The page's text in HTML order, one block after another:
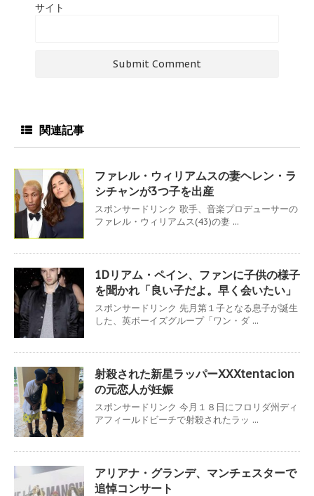
サイト
関連記事
ファレル・ウィリアムスの妻ヘレン・ラ
シチャンが3つ子を出産
スポンサードリンク 歌手、音楽プロデューサーの
ファレル・ウィリアムス(43)の妻 ...
1Dリアム・ペイン、ファンに子供の様子
を聞かれ「良い子だよ。早く会いたい」
スポンサードリンク 先月第１子となる息子が誕生
した、英ボーイズグループ「ワン・ダ ...
射殺された新星ラッパーXXXtentacion
の元恋人が妊娠
スポンサードリンク 今月１８日にフロリダ州ディ
アフィールドビーチで射殺されたラッ ...
アリアナ・グランデ、マンチェスターで
追悼コンサート